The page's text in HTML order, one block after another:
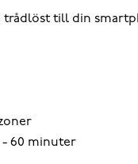
trådlöst till din
- 60 minuter